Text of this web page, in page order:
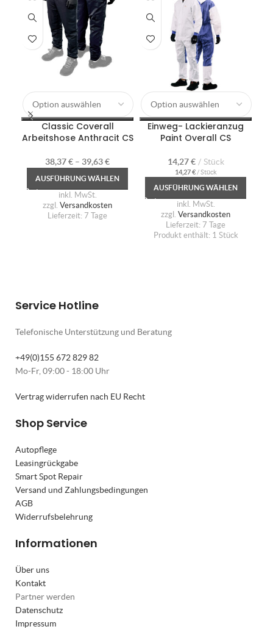
Classic Coverall
Arbeitshose Anthracit CS
38,37€ – 39,63€
AUSFÜHRUNG WÄHLEN
inkl. MwSt.
zzgl. Versandkosten
Lieferzeit: 7 Tage
Einweg- Lackieranzug
Paint Overall CS
14,27€ Stück
14,27€/Stück
AUSFÜHRUNG WÄHLEN
inkl. MwSt.
zzgl. Versandkosten
Lieferzeit: 7 Tage
Produkt enthält: 1 Stück
Service Hotline
Telefonische Unterstützung und Beratung
+49(0)155 672 829 82
Mo-Fr, 09:00 - 18:00 Uhr
Vertrag widerrufen nach EU Recht
Shop Service
Autopflege
Leasingrückgabe
Smart Spot Repair
Versand und Zahlungsbedingungen
AGB
Widerrufsbelehrung
Informationen
Über uns
Kontakt
Partner werden
Datenschutz
Impressum